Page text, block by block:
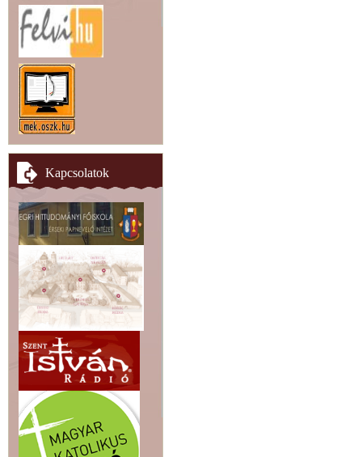
Kapcsolatok